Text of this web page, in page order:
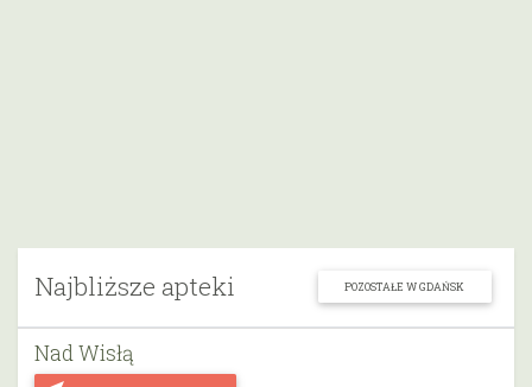
Najbliższe apteki POZOSTAŁE W GDAŃSK
Nad Wisłą